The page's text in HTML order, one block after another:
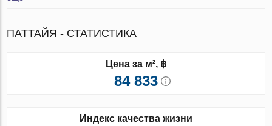
ПАТТАЙЯ - СТАТИСТИКА
Цена за м², ฿
84 833
Индекс качества жизни